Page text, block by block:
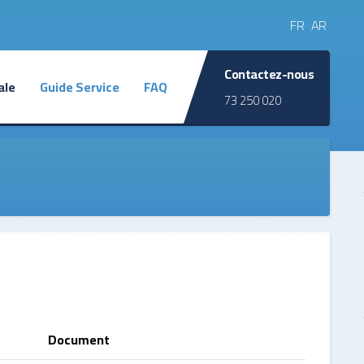
FR AR
et Social
Les commissions participatives
Guide Service
FAQ
Annonces
Contactez-nous
73 250 020
Document